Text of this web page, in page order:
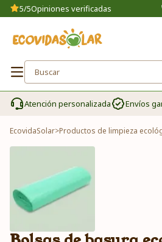
5/5Opiniones verificadas
Atención personalizada Envíos
EcovidaSolar>Productos de limpieza